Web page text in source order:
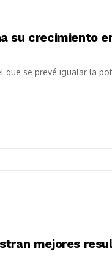
su crecimiento
que se prevé igualar la
mejores